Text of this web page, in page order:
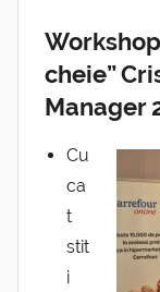
cheie”
Manager
Cu
ca
t
stit
i